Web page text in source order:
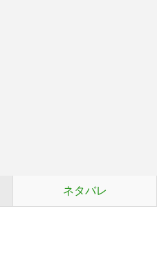
ネタバレ